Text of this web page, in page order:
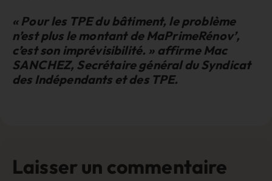
« Pour les TPE du bâtiment, le problème
n’est plus le montant de MaPrimeRénov’,
c’est son imprévisibilité. »affirme Mac
SANCHEZ, Secrétaire général du Syndicat
des Indépendants et des TPE.
Laisser un commentaire